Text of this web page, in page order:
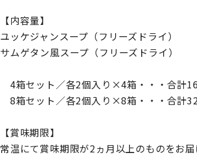
【内容量】
ユッケジャンスープ（フリーズドライ）
サムゲタン風スープ（フリーズドライ）
4箱セット／各2個入り×4箱・・・合計16
8箱セット／各2個入り×8箱・・・合計32
【賞味期限】
常温にて賞味期限が2ヵ月以上のものをお届